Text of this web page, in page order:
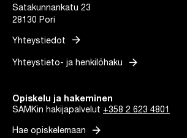
Satakunnankatu 23
28130 Pori
Yhteystiedot arrow_forward
Yhteystieto- ja henkilöhaku arrow_forward
Opiskelu ja hakeminen
SAMKin hakijapalvelut +358 2 623 4801
Hae opiskelemaan arrow_forward